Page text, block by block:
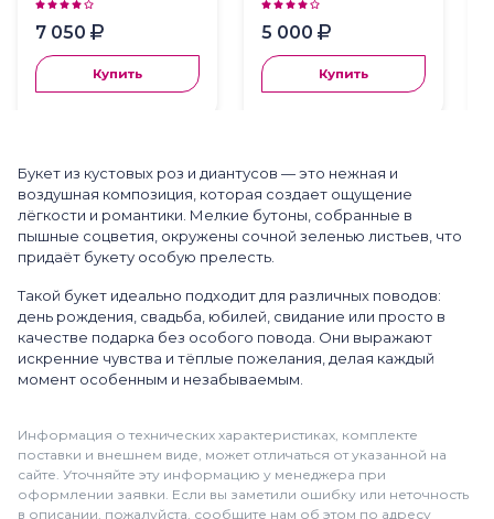
7 050
Купить
5 000
Купить
Букет из кустовых роз и диантусов — это нежная и
воздушная композиция, которая создает ощущение
лёгкости и романтики. Мелкие бутоны, собранные в
пышные соцветия, окружены сочной зеленью листьев, что
придаёт букету особую прелесть.
Такой букет идеально подходит для различных поводов:
день рождения, свадьба, юбилей, свидание или просто в
качестве подарка без особого повода. Они выражают
искренние чувства и тёплые пожелания, делая каждый
момент особенным и незабываемым.
Информация о технических характеристиках, комплекте
поставки и внешнем виде, может отличаться от указанной на
сайте. Уточняйте эту информацию у менеджера при
оформлении заявки. Если вы заметили ошибку или неточность
в описании, пожалуйста, сообщите нам об этом по адресу